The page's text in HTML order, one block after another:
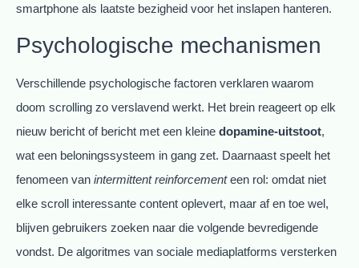
smartphone als laatste bezigheid voor het inslapen hanteren.
Psychologische mechanismen
Verschillende psychologische factoren verklaren waarom
doom scrolling zo verslavend werkt. Het brein reageert op elk
nieuw bericht of bericht met een kleine dopamine-uitstoot,
wat een beloningssysteem in gang zet. Daarnaast speelt het
fenomeen van intermittent reinforcementeen rol: omdat niet
elke scroll interessante content oplevert, maar af en toe wel,
blijven gebruikers zoeken naar die volgende bevredigende
vondst. De algoritmes van sociale mediaplatforms versterken